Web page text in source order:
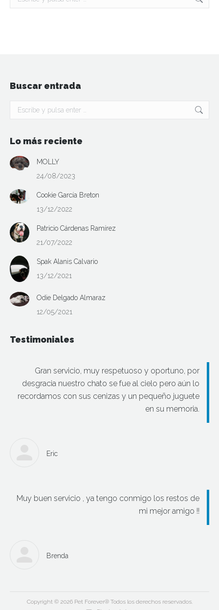
Buscar entrada
Buscar:
Lo más reciente
MOLLY
24/08/2023
Cookie García Breton
13/12/2022
Patricio Cárdenas Ramírez
21/07/2022
Spak Alanis Calvario
13/12/2021
Odie Delgado Almaraz
12/05/2021
Testimoniales
Gran servicio, muy respetuoso y oportuno, por
desgracia nuestro chato se fue al cielo pero aún lo
recordamos con sus cenizas y un pequeño juguete
en su memoria.
Eric
Muy buen servicio , ya tengo conmigo los restos de
mi mejor amigo !!
Brenda
Copyright © 2026 Pet Forever® Todos los derechos reservados.